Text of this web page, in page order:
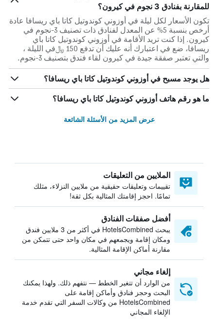
للمقارنة بفنادق 3 نجوم في كيرون؟
تكون الأسعار لكل ليلة في أوزوني كوندوتيل كاتا باي ريسافا عادة
أرخص بنسبة 5% عن المعدل لفنادق ذات تصنيف 3-نجوم في
كيرون. إذا كنت تريد الأقامة في أوزوني كوندوتيل كاتا باي
ريسافا، ضع في اعتبارك أنه عليك أن تدفع 150 ﷼في الليلة ،
والتي تعتبر صفقة جيدة في كيرون لقاء فندق بتصنيف 3-نجوم.
هل يوجد مسبح في أوزوني كوندوتيل كاتا باي ريسافا؟
ما هو رقم هاتف أوزوني كوندوتيل كاتا باي ريسافا؟
عرض المزيد من الأسئلة الشائعة
الملايين من التعليقات
تقييمات وتعليقات حقيقية من ملايين النزلاء، مثلك
تمامًا. احجز إقامتك المثالية بكل ثقة!
أفضل صفقات الفنادق
يبحث HotelsCombined في أكثر من 3 ملايين فندق
ومكان إقامة ويجمعهم في مكان واحد حتى تتمكن من
مقارنة أماكن الإقامة المثالية.
إلغاء مجاني
من الوارد أن تتغير الخطط — نتفهم ذلك. ولهذا يمكنك
البحث وحجز فنادق وأماكن إقامة على
HotelsCombined من وكالات السفر التي تقدم خدمة
الإلغاء المجاني